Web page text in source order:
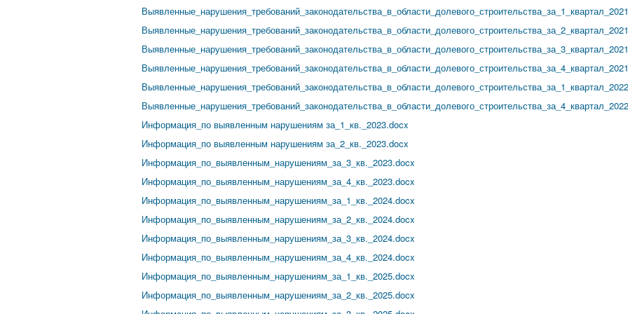
Информация_по выявленным нарушениям за_1_кв._2023.docx
Информация_по выявленным нарушениям за_2_кв._2023.docx
Информация_по_выявленным_нарушениям_за_3_кв._2023.docx
Информация_по_выявленным_нарушениям_за_4_кв._2023.docx
Информация_по_выявленным_нарушениям_за_1_кв._2024.docx
Информация_по_выявленным_нарушениям_за_2_кв._2024.docx
Информация_по_выявленным_нарушениям_за_3_кв._2024.docx
Информация_по_выявленным_нарушениям_за_4_кв._2024.docx
Информация_по_выявленным_нарушениям_за_1_кв._2025.docx
Информация_по_выявленным_нарушениям_за_2_кв._2025.docx